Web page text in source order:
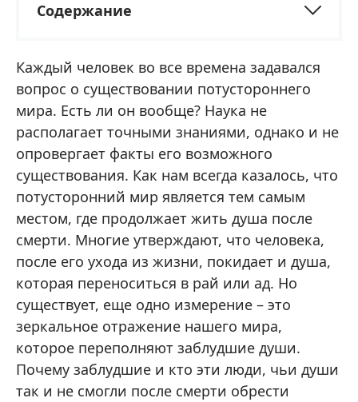
Содержание
Каждый человек во все времена задавался
вопрос о существовании потустороннего
мира. Есть ли он вообще? Наука не
располагает точными знаниями, однако и не
опровергает факты его возможного
существования. Как нам всегда казалось, что
потусторонний мир является тем самым
местом, где продолжает жить душа после
смерти. Многие утверждают, что человека,
после его ухода из жизни, покидает и душа,
которая переноситься в рай или ад. Но
существует, еще одно измерение – это
зеркальное отражение нашего мира,
которое переполняют заблудшие души.
Почему заблудшие и кто эти люди, чьи души
так и не смогли после смерти обрести